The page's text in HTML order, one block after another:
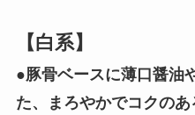
【白系】
●豚骨ベースに薄口醤油
た、まろやかでコクの